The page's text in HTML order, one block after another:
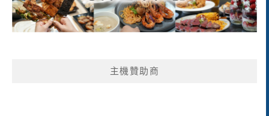
主機贊助商